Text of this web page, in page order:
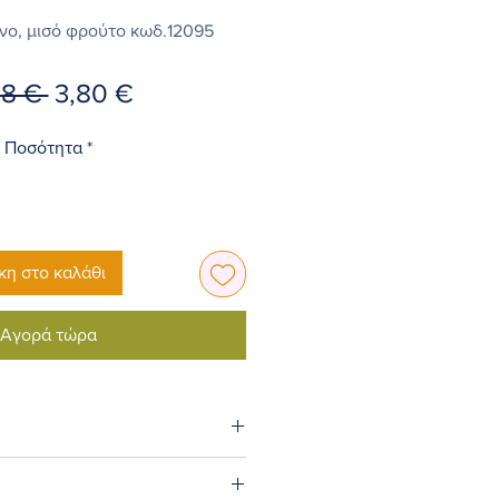
μισό φρούτο κωδ.12095
€ Κανονική
3,80 €Τιμή
Ποσότητα *
στο καλάθι
Αγορά τώρα